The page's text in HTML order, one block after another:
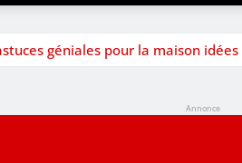
géniales pour la maison idées
Annonce